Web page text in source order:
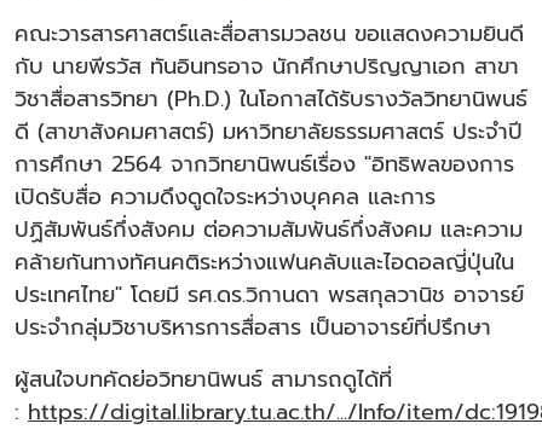
คณะวารสารศาสตร์และสื่อสารมวลชน ขอแสดงความยินดี
กับ นายพีรวัส ทันอินทรอาจ นักศึกษาปริญญาเอก สาขา
วิชาสื่อสารวิทยา (Ph.D.) ในโอกาสได้รับรางวัลวิทยานิพนธ์
ดี (สาขาสังคมศาสตร์) มหาวิทยาลัยธรรมศาสตร์ ประจำปี
การศึกษา 2564 จากวิทยานิพนธ์เรื่อง "อิทธิพลของการ
เปิดรับสื่อ ความดึงดูดใจระหว่างบุคคล และการ
ปฏิสัมพันธ์กึ่งสังคม ต่อความสัมพันธ์กึ่งสังคม และความ
คล้ายกันทางทัศนคติระหว่างแฟนคลับและไอดอลญี่ปุ่นใน
ประเทศไทย" โดยมี รศ.ดร.วิกานดา พรสกุลวานิช อาจารย์
ประจำกลุ่มวิชาบริหารการสื่อสาร เป็นอาจารย์ที่ปรึกษา
ผู้สนใจบทคัดย่อวิทยานิพนธ์ สามารถดูได้ที่
: https://digital.library.tu.ac.th/.../Info/item/